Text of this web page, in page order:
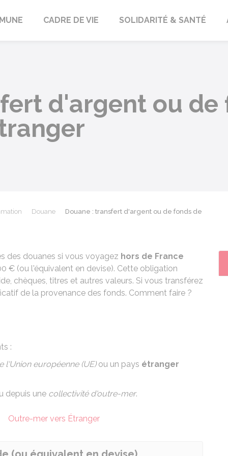
CADRE DE VIE SOLIDARITÉ & SANTÉ
d'argent ou de
Douane
Douane : transfert d'argent ou de fonds de
des douanes si vous voyagez hors de France
€ (ou l'équivalent en devise). Cette obligation
, chèques, titres et autres valeurs. Si vous transférez
de la provenance des fonds. Comment faire ?
:
l'Union européenne (UE)ou un pays étranger
depuis une collectivité d'outre-mer.
Outre-mer vers Étranger